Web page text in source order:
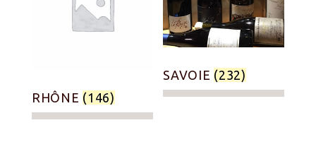
RHÔNE (146)
SAVOIE (232)